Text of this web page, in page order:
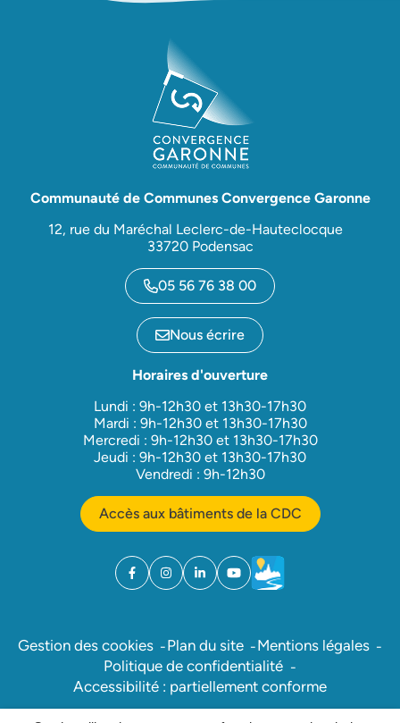
Communauté de Communes Convergence Garonne
12, rue du Maréchal Leclerc-de-Hauteclocque
33720 Podensac
05 56 76 38 00
Nous écrire
Horaires d'ouverture
Lundi : 9h-12h30 et 13h30-17h30
Mardi : 9h-12h30 et 13h30-17h30
Mercredi : 9h-12h30 et 13h30-17h30
Jeudi : 9h-12h30 et 13h30-17h30
Vendredi : 9h-12h30
Accès aux bâtiments de la CDC
Facebook
(ouverture dans un nouvel onglet)
Instagram
(ouverture dans un nouvel onglet)
Linkedin
(ouverture dans un nouvel onglet)
YouTube
(ouverture dans un nouvel
Météo
(ouverture dans un
Gestion des cookies Plan du site
Mentions légales
Politique de confidentialité
Accessibilité : partiellement conforme